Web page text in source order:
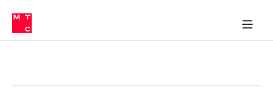
Медиа-центр
и акционерам
Устойчивое развитие
Комплаенс и деловая этика
компании
Карьера
в МТС